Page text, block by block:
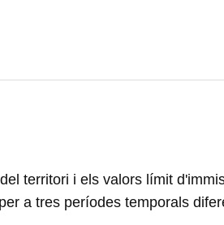
territori i els valors límit
a tres períodes temporals